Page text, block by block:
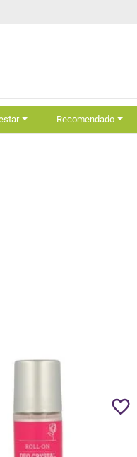
Recomendado
favorite_border